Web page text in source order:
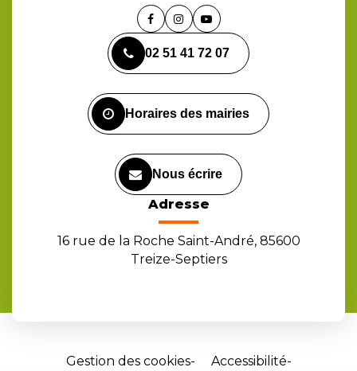
Lien
le
compte
Lien
le
compte
Lien
la
chaîne
02 51 41 72 07
Horaires des mairies
Nous écrire
Adresse
16 rue de la Roche Saint-André, 85600
Treize-Septiers
Gestion des cookies Accessibilité